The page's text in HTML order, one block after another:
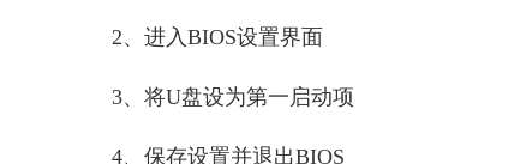
2、进入BIOS设置界面
3、将U盘设为第一启动项
4、保存设置并退出BIOS